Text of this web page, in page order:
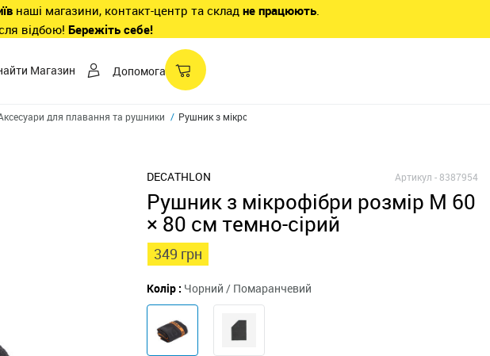
наші магазини, контакт-центр та склад не працюють.
відбою! Бережіть себе!
Магазин Допомога
для плавання та рушники Рушник з мікрофібри розмір 60 × 80 см
DECATHLON Артикул -8387954
Рушник з мікрофібри розмір М 60
× 80 см темно-сірий
349 грн
Колір : Чорний / Помаранчевий